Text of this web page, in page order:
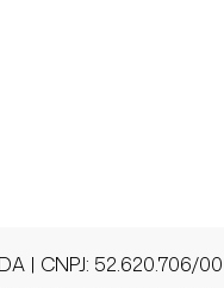
que pinica um
mas ai vou
em mim que
e não ficou curta.
| CNPJ: 52.620.706/